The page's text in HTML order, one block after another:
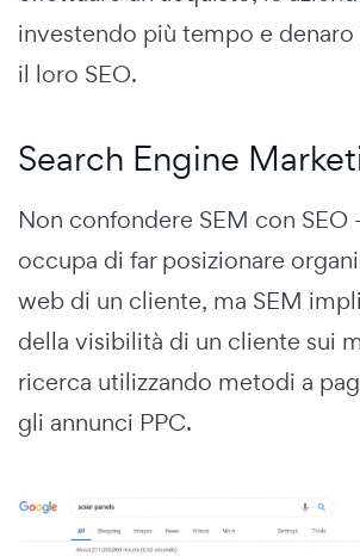
investendo più tempo e
il loro SEO.
Search Engine
Non confondere SEM con SEO
occupa di far posizionare
web di un cliente, ma SEM
della visibilità di un cliente sui
ricerca utilizzando metodi a
gli annunci PPC.